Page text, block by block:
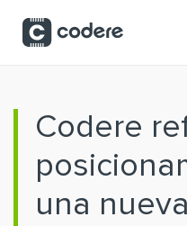
Codere
una